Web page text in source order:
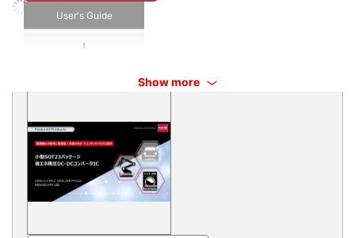
User's Guide
Show more
関連動画&カタログ